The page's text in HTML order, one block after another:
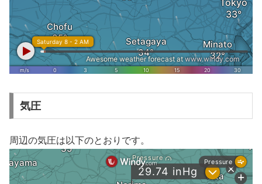
気圧
周辺の気圧は以下のとおりです。